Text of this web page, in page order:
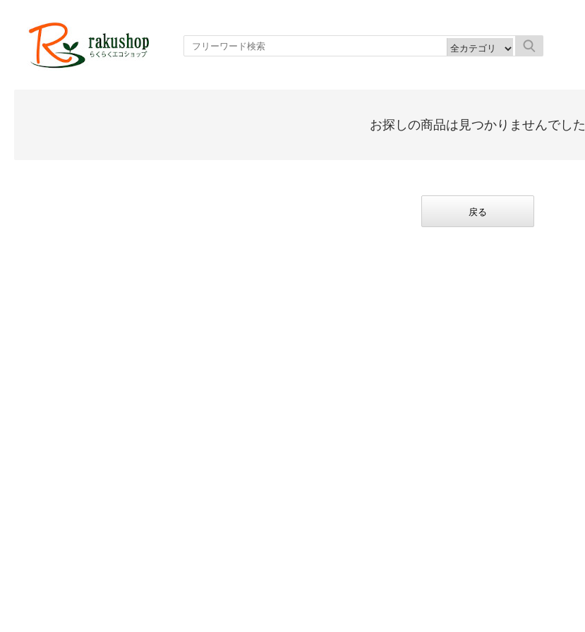
お探しの商品は見つかりませんでした
戻る